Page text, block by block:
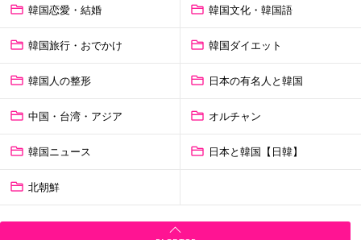
韓国恋愛・結婚 韓国文化・韓国語
韓国旅行・おでかけ 韓国ダイエット
韓国人の整形 日本の有名人と韓国
中国・台湾・アジア オルチャン
韓国ニュース 日本と韓国【日韓】
北朝鮮